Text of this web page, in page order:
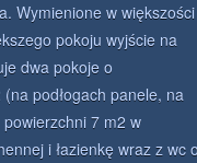
Wymienione w większości
pokoju wyjście na
dwa pokoje o
podłogach panele, na
7 m2 w
i łazienkę wraz z wc o